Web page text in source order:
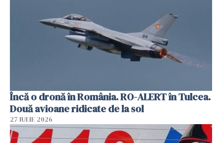
Încă o dronă în România. RO-ALERT în Tulcea.
Două avioane ridicate de la sol
27 IULIE 2026